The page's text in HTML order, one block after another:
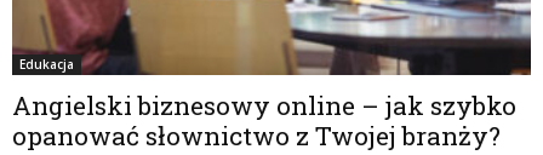
Edukacja
Angielski biznesowy online – jak szybko
opanować słownictwo z Twojej branży?